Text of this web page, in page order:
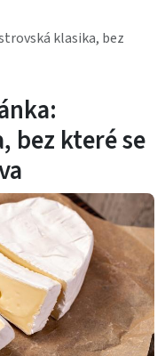
klasika, bez
bez které se